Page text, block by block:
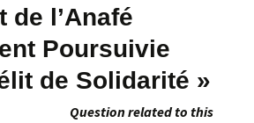
de l’Anafé
Poursuivie
de Solidarité »
Question related to this